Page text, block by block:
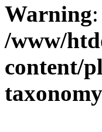
Warning
/www/
content/